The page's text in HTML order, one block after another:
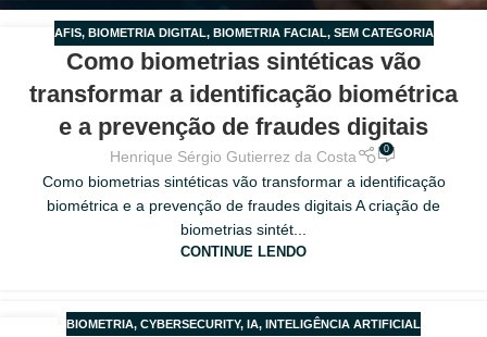
AFIS, BIOMETRIA DIGITAL, BIOMETRIA FACIAL, SEM CATEGORIA
Como biometrias sintéticas vão
transformar a identificação biométrica
e a prevenção de fraudes digitais
Henrique Sérgio Gutierrez da Costa 0
Como biometrias sintéticas vão transformar a identificação
biométrica e a prevenção de fraudes digitais A criação de
biometrias sintét...
CONTINUE LENDO
BIOMETRIA, CYBERSECURITY, IA, INTELIGÊNCIA ARTIFICIAL